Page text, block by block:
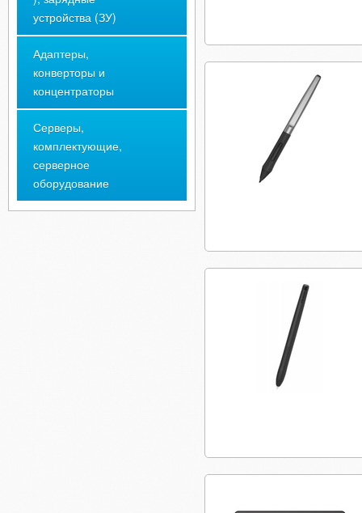
устройства (ЗУ)
Адаптеры,
конверторы и
концентраторы
Серверы,
комплектующие,
серверное
оборудование